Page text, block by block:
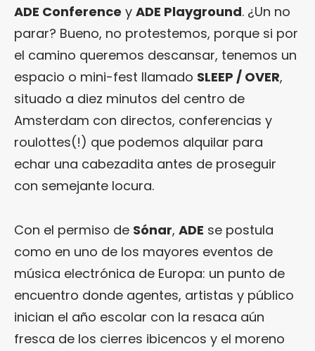
ADE Conference y ADE Playground. ¿Un no
parar? Bueno, no protestemos, porque si por
el camino queremos descansar, tenemos un
espacio o mini-fest llamado SLEEP / OVER,
situado a diez minutos del centro de
Amsterdam con directos, conferencias y
roulottes(!) que podemos alquilar para
echar una cabezadita antes de proseguir
con semejante locura.
Con el permiso de Sónar, ADE se postula
como en uno de los mayores eventos de
música electrónica de Europa: un punto de
encuentro donde agentes, artistas y público
inician el año escolar con la resaca aún
fresca de los cierres ibicencos y el moreno